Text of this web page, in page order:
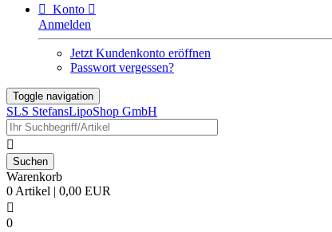
 Konto 
Anmelden
Jetzt Kundenkonto eröffnen
Passwort vergessen?
Toggle navigation
SLS StefansLipoShop GmbH

Warenkorb
0 Artikel | 0,00 EUR

0